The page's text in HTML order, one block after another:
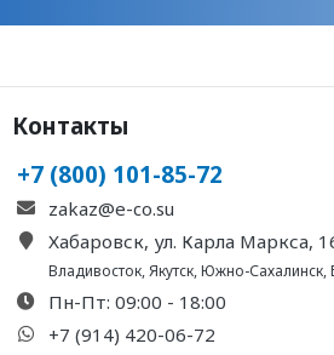
Контакты
+7 (800) 101-85-72
zakaz@e-co.su
Хабаровск, ул. Карла Маркса,
Владивосток,Якутск,Южно-Сахалинск,
Пн-Пт: 09:00 - 18:00
+7 (914) 420-06-72